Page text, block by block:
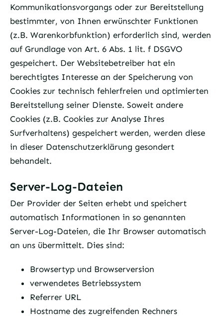
Kommunikationsvorgangs oder zur Bereitstellung
bestimmter, von Ihnen erwünschter Funktionen
(z.B. Warenkorbfunktion) erforderlich sind, werden
auf Grundlage von Art. 6 Abs. 1 lit. f DSGVO
gespeichert. Der Websitebetreiber hat ein
berechtigtes Interesse an der Speicherung von
Cookies zur technisch fehlerfreien und optimierten
Bereitstellung seiner Dienste. Soweit andere
Cookies (z.B. Cookies zur Analyse Ihres
Surfverhaltens) gespeichert werden, werden diese
in dieser Datenschutzerklärung gesondert
behandelt.
Server-Log-Dateien
Der Provider der Seiten erhebt und speichert
automatisch Informationen in so genannten
Server-Log-Dateien, die Ihr Browser automatisch
an uns übermittelt. Dies sind:
Browsertyp und Browserversion
verwendetes Betriebssystem
Referrer URL
Hostname des zugreifenden Rechners